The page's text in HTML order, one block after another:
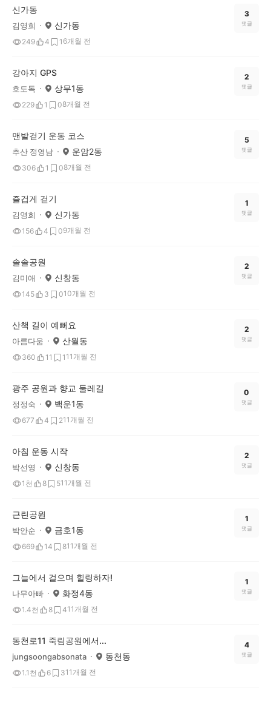
신가동
김영희 신가동
249 4 1 6개월 전
3
댓글
강아지 GPS
호도독 상무1동
229 1 08개월 전
2
댓글
맨발걷기 운동 코스
추산 정영남 운암2동
306 1 08개월 전
5
댓글
즐겁게 걷기
김영희 신가동
156 4 09개월 전
1
댓글
솔솔공원
김미애 신창동
145 3 010개월 전
2
댓글
산책 길이 예뻐요
아름다움 산월동
360 11 1 11개월 전
2
댓글
광주 공원과 향교 둘레길
정정숙 백운1동
677 4 211개월 전
0
댓글
아침 운동 시작
박선영 신창동
1천 8 511개월 전
2
댓글
근린공원
박안순 금호1동
669 14 811개월 전
1
댓글
그늘에서 걸으며 힐링하자!
나무아빠 화정4동
1.4천 8 411개월 전
1
댓글
동천로11 죽림공원에서...
jungsoongabsonata 동천동
1.1천 6 311개월 전
4
댓글